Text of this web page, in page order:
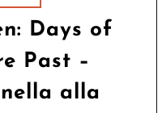
Days of
Past –
alla